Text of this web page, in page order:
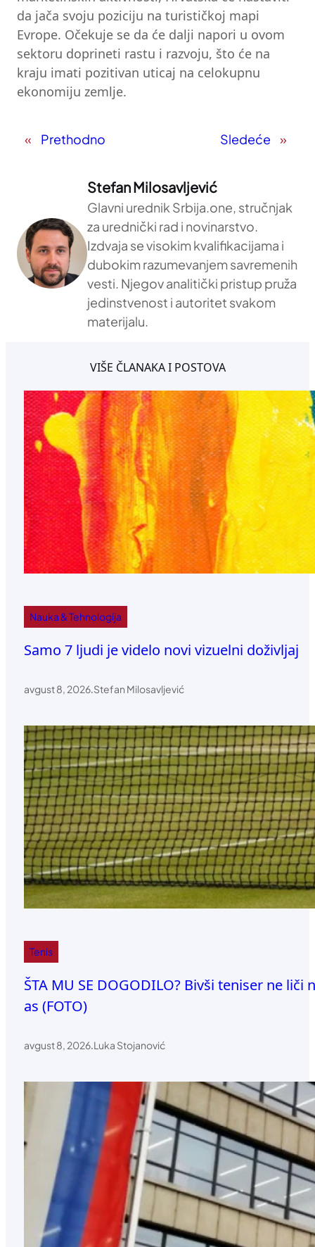
da jača svoju poziciju na turističkoj mapi
Evrope. Očekuje se da će dalji napori u ovom
sektoru doprineti rastu i razvoju, što će na
kraju imati pozitivan uticaj na celokupnu
ekonomiju zemlje.
« Prethodno Sledeće »
Stefan Milosavljević
Glavni urednik Srbija.one, stručnjak
za urednički rad i novinarstvo.
Izdvaja se visokim kvalifikacijama i
dubokim razumevanjem savremenih
vesti. Njegov analitički pristup pruža
jedinstvenost i autoritet svakom
materijalu.
VIŠE ČLANAKA I POSTOVA
Nauka & Tehnologija
Samo 7 ljudi je videlo novi vizuelni doživljaj
avgust 8, 2026.Stefan Milosavljević
Tenis
ŠTA MU SE DOGODILO? Bivši teniser ne
as (FOTO)
avgust 8, 2026.Luka Stojanović